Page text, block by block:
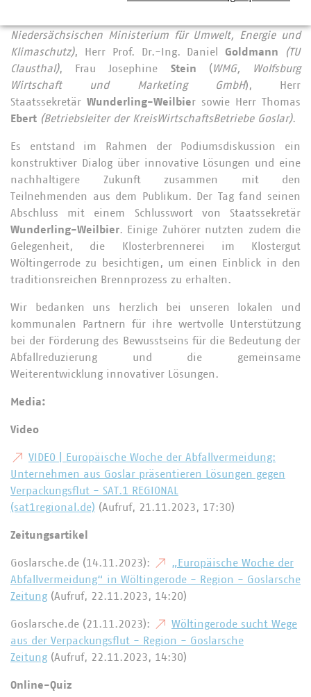
Niedersächsischen Ministerium für Umwelt, Energie und
Klimaschutz), Herr Prof. Dr.-Ing. Daniel Goldmann
(TU
Clausthal), Frau Josephine Stein (WMG, Wolfsburg
Wirtschaft und Marketing GmbH), Herr
Staatssekretär Wunderling-Weilbier sowie Herr Thomas
Ebert (Betriebsleiter der KreisWirtschaftsBetriebe Goslar).
Es entstand im Rahmen der Podiumsdiskussion ein
konstruktiver Dialog über innovative Lösungen und eine
nachhaltigere Zukunft zusammen mit den
Teilnehmenden aus dem Publikum. Der Tag fand seinen
Abschluss mit einem Schlusswort von Staatssekretär
Wunderling-Weilbier. Einige Zuhörer nutzten zudem die
Gelegenheit, die Klosterbrennerei im Klostergut
Wöltingerrode zu besichtigen, um einen Einblick in den
traditionsreichen Brennprozess zu erhalten.
Wir bedanken uns herzlich bei unseren lokalen und
kommunalen Partnern für ihre wertvolle Unterstützung
bei der Förderung des Bewusstseins für die Bedeutung der
Abfallreduzierung und die gemeinsame
Weiterentwicklung innovativer Lösungen.
Media:
Video
VIDEO | Europäische Woche der Abfallvermeidung:
Unternehmen aus Goslar präsentieren Lösungen gegen
Verpackungsflut - SAT.1 REGIONAL
(sat1regional.de) (Aufruf, 21.11.2023, 17:30)
Zeitungsartikel
Goslarsche.de (14.11.2023):
„Europäische Woche der
Abfallvermeidung“ in Wöltingerode - Region - Goslarsche
Zeitung (Aufruf, 22.11.2023, 14:20)
Goslarsche.de (21.11.2023):
Wöltingerode sucht Wege
aus der Verpackungsflut - Region - Goslarsche
Zeitung (Aufruf, 22.11.2023, 14:30)
Online-Quiz